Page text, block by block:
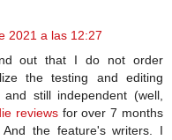
2021 a las 12:27
out that I do not order
the testing and editing
still independent (well,
reviewsfor over 7 months
And the feature's writers. I